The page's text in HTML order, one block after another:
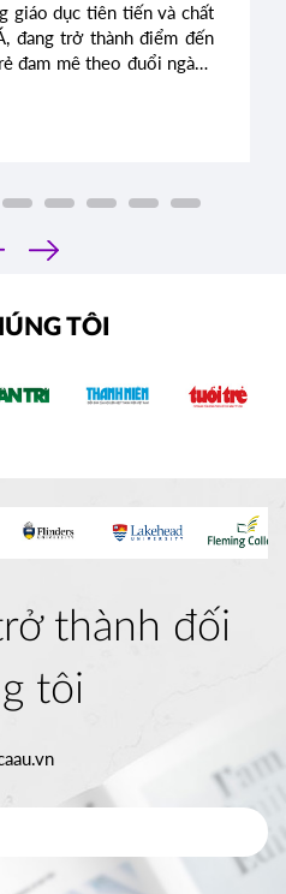
giáo dục tiên tiến và chất
đang trở thành điểm đến
đam mê theo đuổi ngành
mà còn mở ra những cơ
ngành Y.
›
TÔI
thành đối
tôi